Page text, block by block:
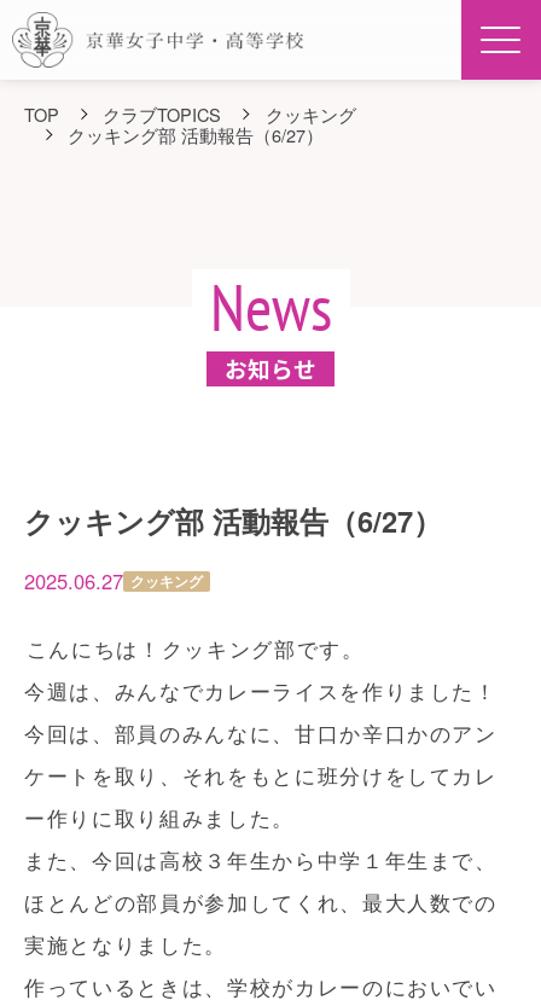
TOP クラブTOPICS
クッキング
クッキング部 活動報告（6/27）
News
お知らせ
クッキング部 活動報告（6/27）
2025.06.27 クッキング
こんにちは！クッキング部です。
今週は、みんなでカレーライスを作りました！
今回は、部員のみんなに、甘口か辛口かのアン
ケートを取り、それをもとに班分けをしてカレ
ー作りに取り組みました。
また、今回は高校３年生から中学１年生まで、
ほとんどの部員が参加してくれ、最大人数での
実施となりました。
作っているときは、学校がカレーのにおいでい